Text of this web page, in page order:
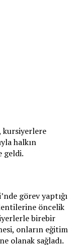
kursiyerlere
halkın
geldi.
görev yaptığı
öncelik
birebir
onların eğitim
olanak sağladı.